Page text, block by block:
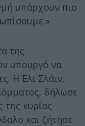
υπάρχουν πιο
της
υπουργό να
Η Έλι Σλάιν,
δήλωσε
της κυρίας
και ζήτησε